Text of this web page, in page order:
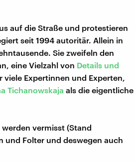
auf die Straße und protestieren
seit 1994 autoritär. Allein in
Sie zweifeln den
eine Vielzahl von Details und
viele Expertinnen und Experten,
Tichanowskaja als die eigentliche
vermisst (Stand
und Folter und deswegen auch